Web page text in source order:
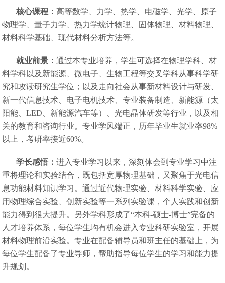
核心课程：高等数学、力学、热学、电磁学、光学、原子
物理学、量子力学、热力学统计物理、固体物理、材料物理、
材料科学基础、现代材料分析方法等。
就业前景：通过本专业培养，学生可选择在物理学科、材
料学科以及新能源、微电子、生物工程等交叉学科从事科学研
究和攻读研究生学位；以及走向社会从事新材料设计与研发、
新一代信息技术、电子电机技术、专业装备制造、新能源（太
阳能、LED、新能源汽车等）、光电晶体研发等行业，以及相
关的教育和咨询行业。专业学风端正，历年毕业生就业率98%
以上，考研率接近60%。
学长感悟：进入专业学习以来，深刻体会到专业学习中注
重将理论和实验结合，既包括宽厚物理基础，又聚焦于光电信
息功能材料知识学习。通过近代物理实验、材料科学实验、应
用物理综合实验、创新实验等一系列实验课，个人实践和创新
能力得到很大提升。另外学科形成了“本科-硕士-博士”完备的
人才培养体系，每位学生均有机会进入专业科研实验室，开展
材料物理前沿实验。专业在配备辅导员和班主任的基础上，为
每位学生配备了专业导师，帮助指导每位学生的学习和能力提
升规划。